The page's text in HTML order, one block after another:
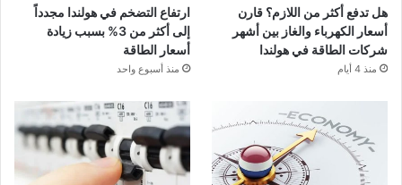
هل تدفع أكثر من اللازم؟ قارن
أسعار الكهرباء والغاز بين أشهر
شركات الطاقة في هولندا
منذ 4 أيام
ارتفاع التضخم في هولندا مجدداً
إلى أكثر من 3% بسبب زيادة
أسعار الطاقة
منذ أسبوع واحد